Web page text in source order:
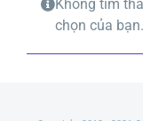
Không tìm
chọn của bạn.